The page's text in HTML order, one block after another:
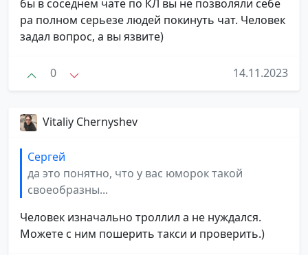
бы в соседнем чате по КЛ вы не позволяли себе
ра полном серьезе людей покинуть чат. Человек
задал вопрос, а вы язвите)
0 14.11.2023
Vitaliy Chernyshev
Сергей
да это понятно, что у вас юморок такой
своеобразны...
Человек изначально троллил а не нуждался.
Можете с ним пошерить такси и проверить.)